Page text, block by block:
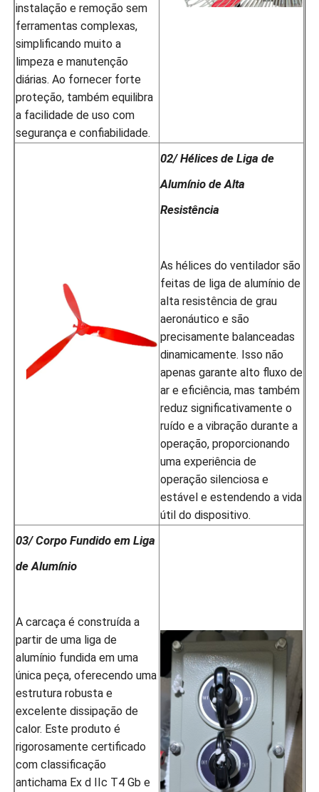
instalação e remoção sem
ferramentas complexas,
simplificando muito a
limpeza e manutenção
diárias. Ao fornecer forte
proteção, também equilibra
a facilidade de uso com
segurança e confiabilidade.
02/ Hélices de Liga de
Alumínio de Alta
Resistência
As hélices do ventilador são
feitas de liga de alumínio de
alta resistência de grau
aeronáutico e são
precisamente balanceadas
dinamicamente. Isso não
apenas garante alto fluxo de
ar e eficiência, mas também
reduz significativamente o
ruído e a vibração durante a
operação, proporcionando
uma experiência de
operação silenciosa e
estável e estendendo a vida
útil do dispositivo.
03/ Corpo Fundido em Liga
de Alumínio
A carcaça é construída a
partir de uma liga de
alumínio fundida em uma
única peça, oferecendo uma
estrutura robusta e
excelente dissipação de
calor. Este produto é
rigorosamente certificado
com classificação
antichama Ex d IIc T4 Gb e